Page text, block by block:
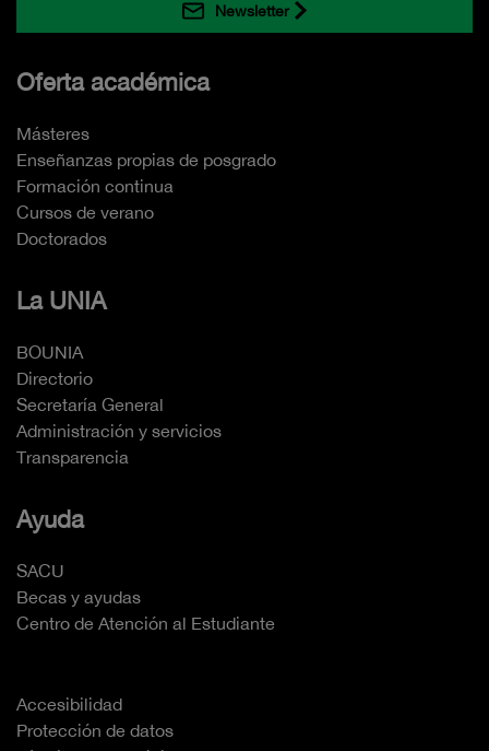
Newsletter
Oferta académica
Másteres
Enseñanzas propias de posgrado
Formación continua
Cursos de verano
Doctorados
La UNIA
BOUNIA
Directorio
Secretaría General
Administración y servicios
Transparencia
Ayuda
SACU
Becas y ayudas
Centro de Atención al Estudiante
Accesibilidad
Protección de datos